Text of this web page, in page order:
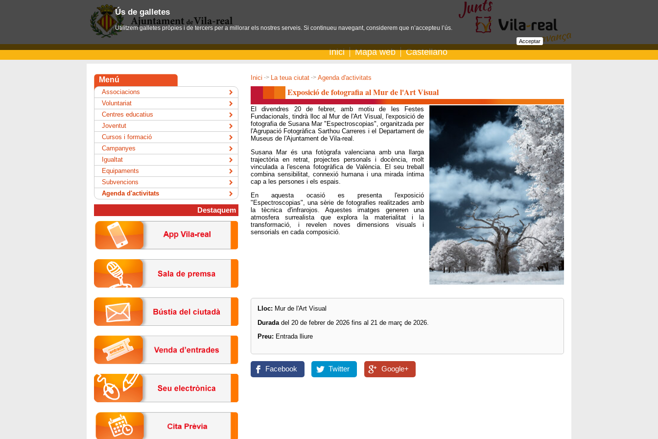
Inici Mapa web Castellano
Inici -> La teua ciutat -> Agenda d'activitats
Exposició de fotografia al Mur de l'Art Visual
El divendres 20 de febrer, amb motiu de les Festes
Fundacionals, tindrà lloc al Mur de l'Art Visual, l'exposició de
fotografia de Susana Mar "Espectroscopias", organitzada per
l'Agrupació Fotogràfica Sarthou Carreres i el Departament de
Museus de l'Ajuntament de Vila-real.
Susana Mar és una fotògrafa valenciana amb una llarga
trajectòria en retrat, projectes personals i docència, molt
vinculada a l'escena fotogràfica de València. El seu treball
combina sensibilitat, connexió humana i una mirada íntima
cap a les persones i els espais.
En aquesta ocasió es presenta l'exposició
"Espectroscopias", una sèrie de fotografies realitzades amb
la tècnica d'infrarojos. Aquestes imatges generen una
atmosfera surrealista que explora la materialitat i la
transformació, i revelen noves dimensions visuals i
sensorials en cada composició.
Lloc: Mur de l'Art Visual
Duradadel 20 de febrer de 2026 fins al 21 de març de 2026.
Preu: Entrada lliure
Facebook Twitter Google+
Menú
Associacions
Voluntariat
Centres educatius
Joventut
Cursos i formació
Campanyes
Igualtat
Equipaments
Subvencions
Agenda d'activitats
Destaquem
Ús de galletes
Utilitzem galletes pròpies i de tercers per a millorar els nostres serveis. Si continueu navegant, considerem que n’accepteu l’ús.
Acceptar